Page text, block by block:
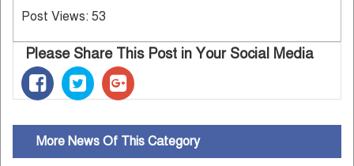
Post Views: 53
Please Share This Post in Your Social Media
More News Of This Category